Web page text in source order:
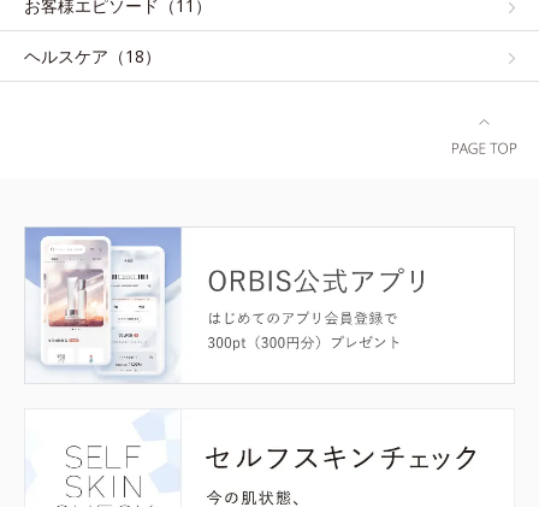
お客様エピソード（11）
ヘルスケア（18）